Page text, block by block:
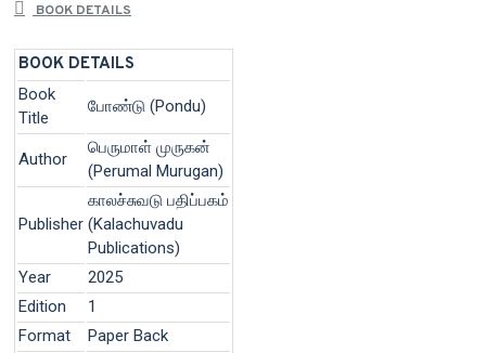
BOOK DETAILS
BOOK DETAILS
Book
Title
போண்டு (Pondu)
Author
பெருமாள் முருகன்
(Perumal Murugan)
Publisher
காலச்சுவடு பதிப்பகம்
(Kalachuvadu
Publications)
Year
2025
Edition
1
Format
Paper Back